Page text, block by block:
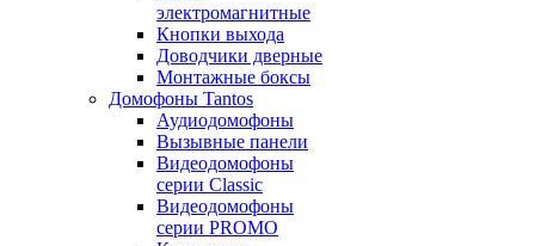
электромагнитные
Кнопки выхода
Доводчики дверные
Монтажные боксы
Домофоны Tantos
Аудиодомофоны
Вызывные панели
Видеодомофоны
серии Classic
Видеодомофоны
серии PROMO